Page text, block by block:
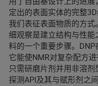
定出的表面实体的完整
我们表征表面物质的方
细观察是建立结构与性
料的一个重要步骤。DNP
它能使NMR对复杂配方
只需研磨片剂并用非溶
探测API及其与赋形剂之